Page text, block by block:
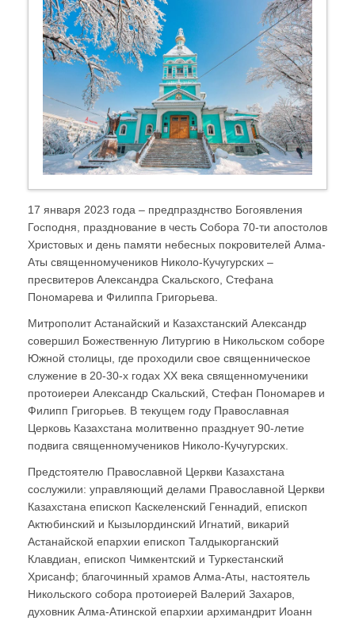
17 января 2023 года – предпразднство Богоявления
Господня, празднование в честь Собора 70-ти апостолов
Христовых и день памяти небесных покровителей Алма-
Аты священномучеников Николо-Кучугурских –
пресвитеров Александра Скальского, Стефана
Пономарева и Филиппа Григорьева.
Митрополит Астанайский и Казахстанский Александр
совершил Божественную Литургию в Никольском соборе
Южной столицы, где проходили свое священническое
служение в 20-30-х годах ХХ века священномученики
протоиереи Александр Скальский, Стефан Пономарев и
Филипп Григорьев. В текущем году Православная
Церковь Казахстана молитвенно празднует 90-летие
подвига священномучеников Николо-Кучугурских.
Предстоятелю Православной Церкви Казахстана
сослужили: управляющий делами Православной Церкви
Казахстана епископ Каскеленский Геннадий, епископ
Актюбинский и Кызылординский Игнатий, викарий
Астанайской епархии епископ Талдыкорганский
Клавдиан, епископ Чимкентский и Туркестанский
Хрисанф; благочинный храмов Алма-Аты, настоятель
Никольского собора протоиерей Валерий Захаров,
духовник Алма-Атинской епархии архимандрит Иоанн